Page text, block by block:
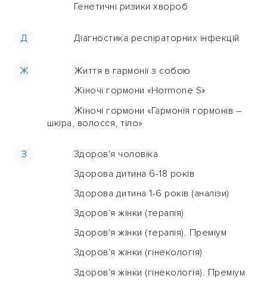
Генетичні ризики хвороб
Д Діагностика респіраторних інфекцій
Ж
Життя в гармонії з собою
Жіночі гормони «Hormone S»
Жіночі гормони «Гармонія гормонів –
шкіра, волосся, тіло»
З
Здоров'я чоловіка
Здорова дитина 6-18 років
Здорова дитина 1-6 років (аналізи)
Здоров'я жінки (терапія)
Здоров'я жінки (терапія). Преміум
Здоров'я жінки (гінекологія)
Здоров'я жінки (гінекологія). Преміум